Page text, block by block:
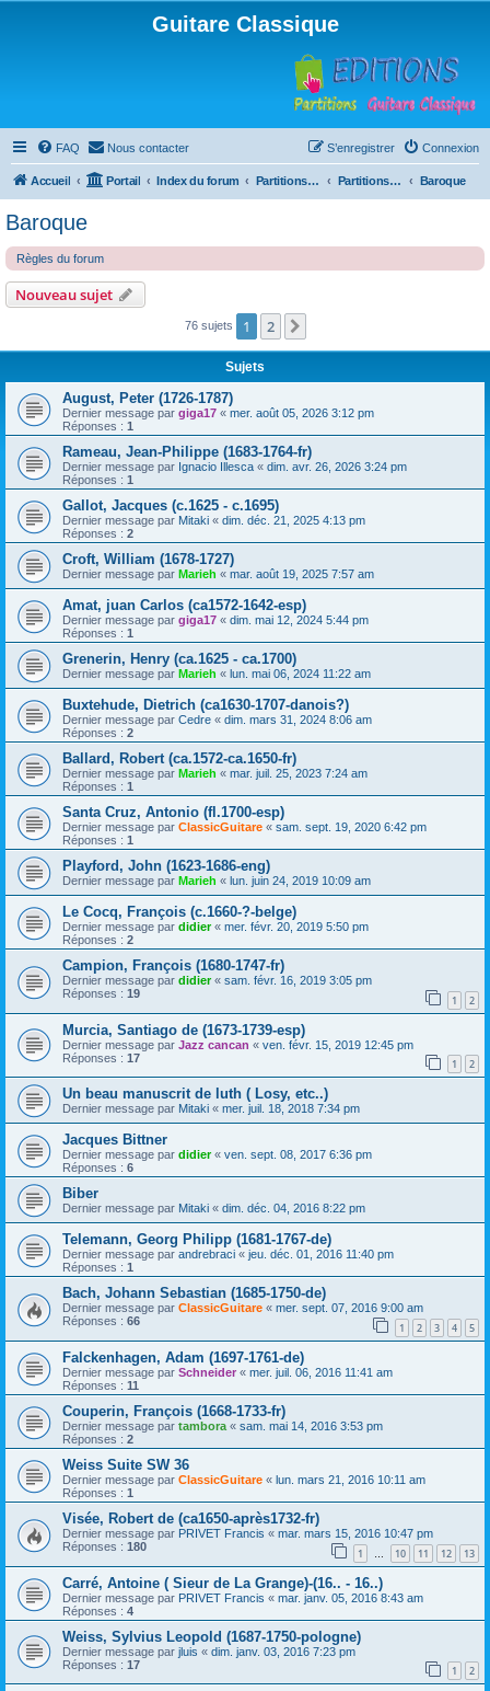
Guitare Classique
FAQ Nous contacter Connexion
S’enregistrer
Accueil Portail Index du forum Partitions pour guitare en libre téléchargement Partitions classées par compositeur Baroque
Baroque
Règles du forum
Nouveau sujet
76 sujets 1 2
Sujets
August, Peter (1726-1787)
Dernier message par giga17 « mer. août 05, 2026 3:12 pm
Réponses : 1
Rameau, Jean-Philippe (1683-1764-fr)
Dernier message par Ignacio Illesca « dim. avr. 26, 2026 3:24 pm
Réponses : 1
Gallot, Jacques (c.1625 - c.1695)
Dernier message par Mitaki « dim. déc. 21, 2025 4:13 pm
Réponses : 2
Croft, William (1678-1727)
Dernier message par Marieh « mar. août 19, 2025 7:57 am
Amat, juan Carlos (ca1572-1642-esp)
Dernier message par giga17 « dim. mai 12, 2024 5:44 pm
Réponses : 1
Grenerin, Henry (ca.1625 - ca.1700)
Dernier message par Marieh « lun. mai 06, 2024 11:22 am
Buxtehude, Dietrich (ca1630-1707-danois?)
Dernier message par Cedre « dim. mars 31, 2024 8:06 am
Réponses : 2
Ballard, Robert (ca.1572-ca.1650-fr)
Dernier message par Marieh « mar. juil. 25, 2023 7:24 am
Réponses : 1
Santa Cruz, Antonio (fl.1700-esp)
Dernier message par ClassicGuitare « sam. sept. 19, 2020 6:42 pm
Réponses : 1
Playford, John (1623-1686-eng)
Dernier message par Marieh « lun. juin 24, 2019 10:09 am
Le Cocq, François (c.1660-?-belge)
Dernier message par didier« mer. févr. 20, 2019 5:50 pm
Réponses : 2
Campion, François (1680-1747-fr)
Dernier message par didier« sam. févr. 16, 2019 3:05 pm
Réponses : 19 1 2
Murcia, Santiago de (1673-1739-esp)
Dernier message par Jazz cancan « ven. févr. 15, 2019 12:45 pm
Réponses : 17 1 2
Un beau manuscrit de luth ( Losy, etc..)
Dernier message par Mitaki « mer. juil. 18, 2018 7:34 pm
Jacques Bittner
Dernier message par didier« ven. sept. 08, 2017 6:36 pm
Réponses : 6
Biber
Dernier message par Mitaki « dim. déc. 04, 2016 8:22 pm
Telemann, Georg Philipp (1681-1767-de)
Dernier message par andrebraci « jeu. déc. 01, 2016 11:40 pm
Réponses : 1
Bach, Johann Sebastian (1685-1750-de)
Dernier message par ClassicGuitare « mer. sept. 07, 2016 9:00 am
Réponses : 66 1 2 3 4 5
Falckenhagen, Adam (1697-1761-de)
Dernier message par Schneider « mer. juil. 06, 2016 11:41 am
Réponses : 11
Couperin, François (1668-1733-fr)
Dernier message par tambora « sam. mai 14, 2016 3:53 pm
Réponses : 2
Weiss Suite SW 36
Dernier message par ClassicGuitare « lun. mars 21, 2016 10:11 am
Réponses : 1
Visée, Robert de (ca1650-après1732-fr)
Dernier message par PRIVET Francis « mar. mars 15, 2016 10:47 pm
Réponses : 180 1 … 10 11 12 13
Carré, Antoine ( Sieur de La Grange)-(16.. - 16..)
Dernier message par PRIVET Francis « mar. janv. 05, 2016 8:43 am
Réponses : 4
Weiss, Sylvius Leopold (1687-1750-pologne)
Dernier message par jluis « dim. janv. 03, 2016 7:23 pm
Réponses : 17 1 2